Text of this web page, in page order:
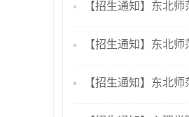
【招生通知】东北
【招生通知】东北
【招生通知】东北